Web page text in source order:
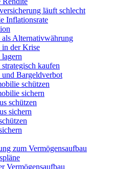
läuft schlecht
Inflationsrate
als Alternativwährung
in der Krise
kaufen
und Bargeldverbot
schützen
sichern
schützen
sichern
zum Vermögensaufbau
Vermögensaufbau